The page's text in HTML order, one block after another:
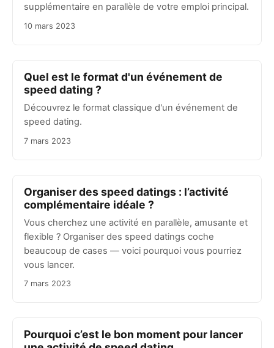
supplémentaire en parallèle de votre emploi principal.
10 mars 2023
Quel est le format d'un événement de
speed dating ?
Découvrez le format classique d'un événement de
speed dating.
7 mars 2023
Organiser des speed datings : l’activité
complémentaire idéale ?
Vous cherchez une activité en parallèle, amusante et
flexible ? Organiser des speed datings coche
beaucoup de cases — voici pourquoi vous pourriez
vous lancer.
7 mars 2023
Pourquoi c’est le bon moment pour lancer